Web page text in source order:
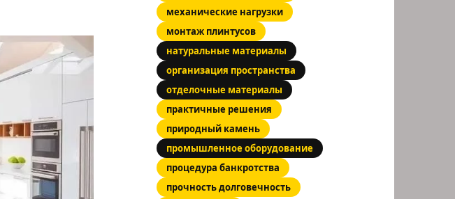
механические нагрузки
монтаж плинтусов
натуральные материалы
организация пространства
отделочные материалы
практичные решения
природный камень
промышленное оборудование
процедура банкротства
прочность долговечность